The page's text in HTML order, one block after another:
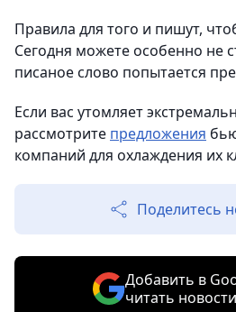
Правила для того и пишут,
Сегодня можете особенно не
писаное слово попытается
Если вас утомляет
рассмотрите предложения
компаний для охлаждения их
Поделитесь
Добавить в
читать